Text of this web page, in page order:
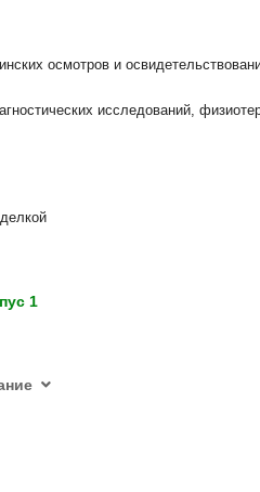
осмотров и
исследований,
1